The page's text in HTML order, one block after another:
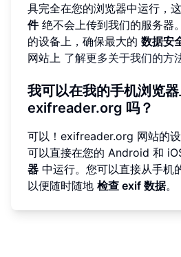
具完全在您的浏览器中运行，
件绝不会上传到我们的服务器
的设备上，确保最大的 数据安
网站上 了解更多关于我们的方
我可以在我的手机浏览器
exifreader.org 吗？
可以！exifreader.org 网站的
可以直接在您的 Android 和
器 中运行。您可以直接从手机
以便随时随地 检查 exif 数据。